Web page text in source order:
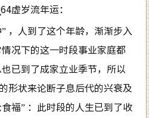
虚岁流年运：
，人到了这个年龄，渐渐步入
况下的这一时段事业家庭都
已到了成家立业季节，所以
形状来论断子息后代的兴衰及
福” ：此时段的人生已到了收